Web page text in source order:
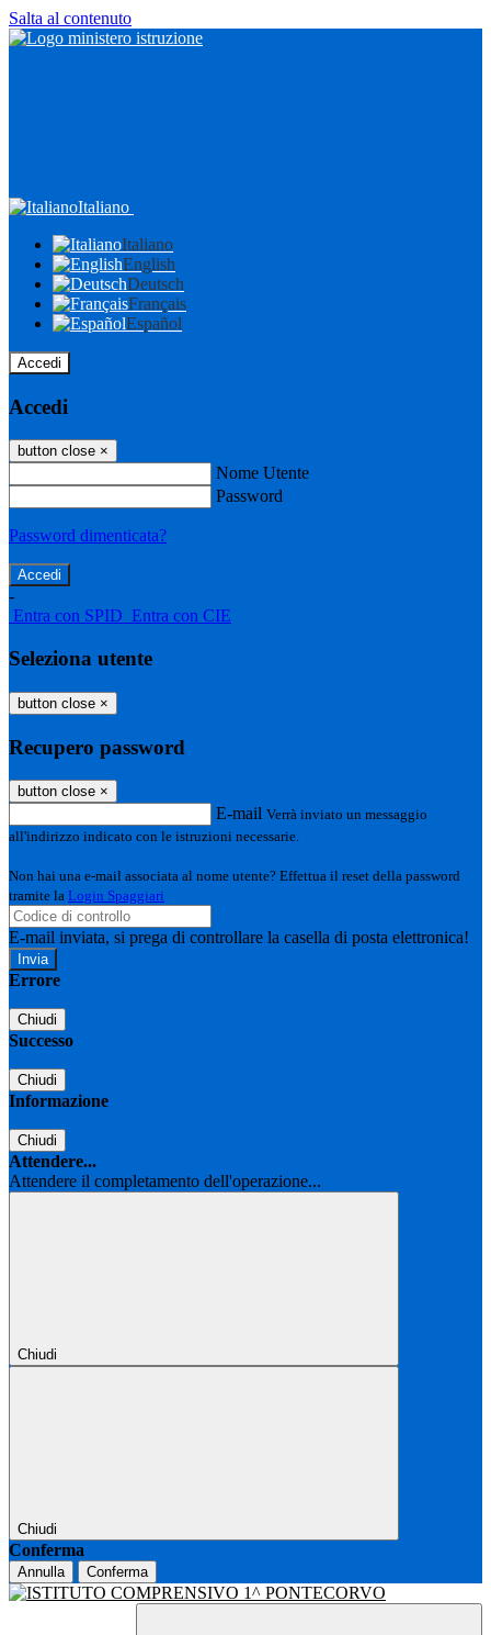
Salta al contenuto
Italiano
Italiano
English
Deutsch
Français
Español
Accedi
Accedi
button close ×
Nome Utente
Password
Password dimenticata?
-
Entra con SPID Entra con CIE
Seleziona utente
button close ×
Recupero password
button close ×
E-mail Verrà inviato un messaggio
all'indirizzo indicato con le istruzioni necessarie.
Non hai una e-mail associata al nome utente? Effettua il reset della password
tramite la Login Spaggiari
E-mail inviata, si prega di controllare la casella di posta elettronica!
Errore
Chiudi
Successo
Chiudi
Informazione
Chiudi
Attendere...
Attendere il completamento dell'operazione...
Chiudi
Chiudi
Conferma
Annulla Conferma